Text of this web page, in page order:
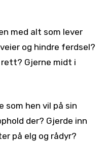
med alt som lever
og hindre ferdsel?
Gjerne midt i
som hen vil på sin
der? Gjerde inn
på elg og rådyr?